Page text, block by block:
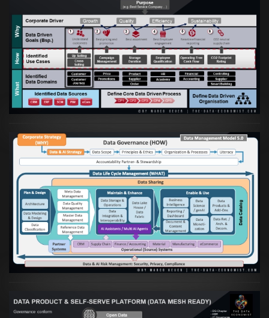
Artikel:
Business Case orientierte
Etablierung einer Data Driven Company
VIEW
Artikel:Die moderne Architektur für
Daten- und KI-orientierte Unternehmen
VIEW